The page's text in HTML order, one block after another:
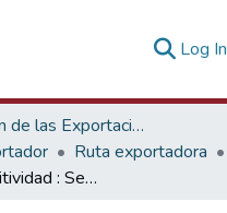
Log In
Promoción de las Exportaciones
Ruta exportadora
Test de competitividad : Servicios al Exportador - Infocenter